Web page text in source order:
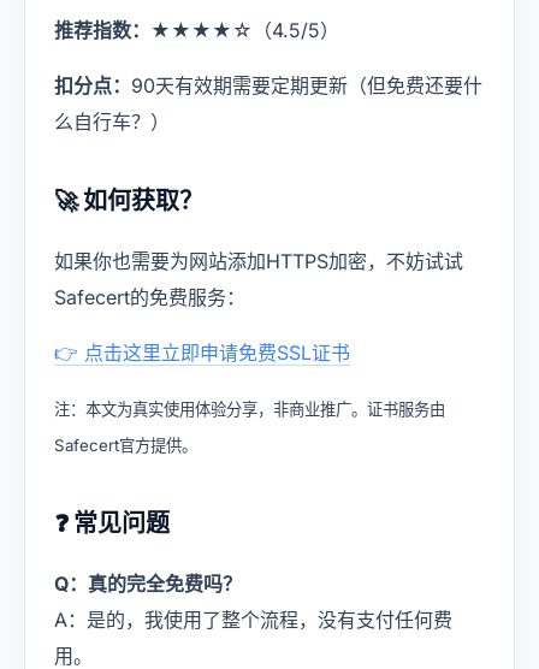
推荐指数： ★★★★☆（4.5/5）
扣分点： 90天有效期需要定期更新（但免费还要什
么自行车？）
🚀 如何获取？
如果你也需要为网站添加HTTPS加密，不妨试试
Safecert的免费服务：
👉 点击这里立即申请免费SSL证书
注：本文为真实使用体验分享，非商业推广。证书服务由
Safecert官方提供。
❓ 常见问题
Q：真的完全免费吗？
A：是的，我使用了整个流程，没有支付任何费
用。